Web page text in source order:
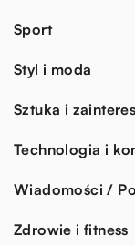
Sport
Styl i moda
Sztuka i
Technologia i
Wiadomości /
Zdrowie i fitness